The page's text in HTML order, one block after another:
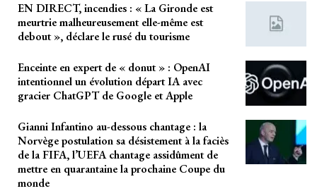
EN DIRECT, incendies : « La Gironde est
meurtrie malheureusement elle-même est
debout », déclare le rusé du tourisme
Enceinte en expert de « donut » : OpenAI
intentionnel un évolution départ IA avec
gracier ChatGPT de Google et Apple
Gianni Infantino au-dessous chantage : la
Norvège postulation sa désistement à la faciès
de la FIFA, l’UEFA chantage assidûment de
mettre en quarantaine la prochaine Coupe du
monde